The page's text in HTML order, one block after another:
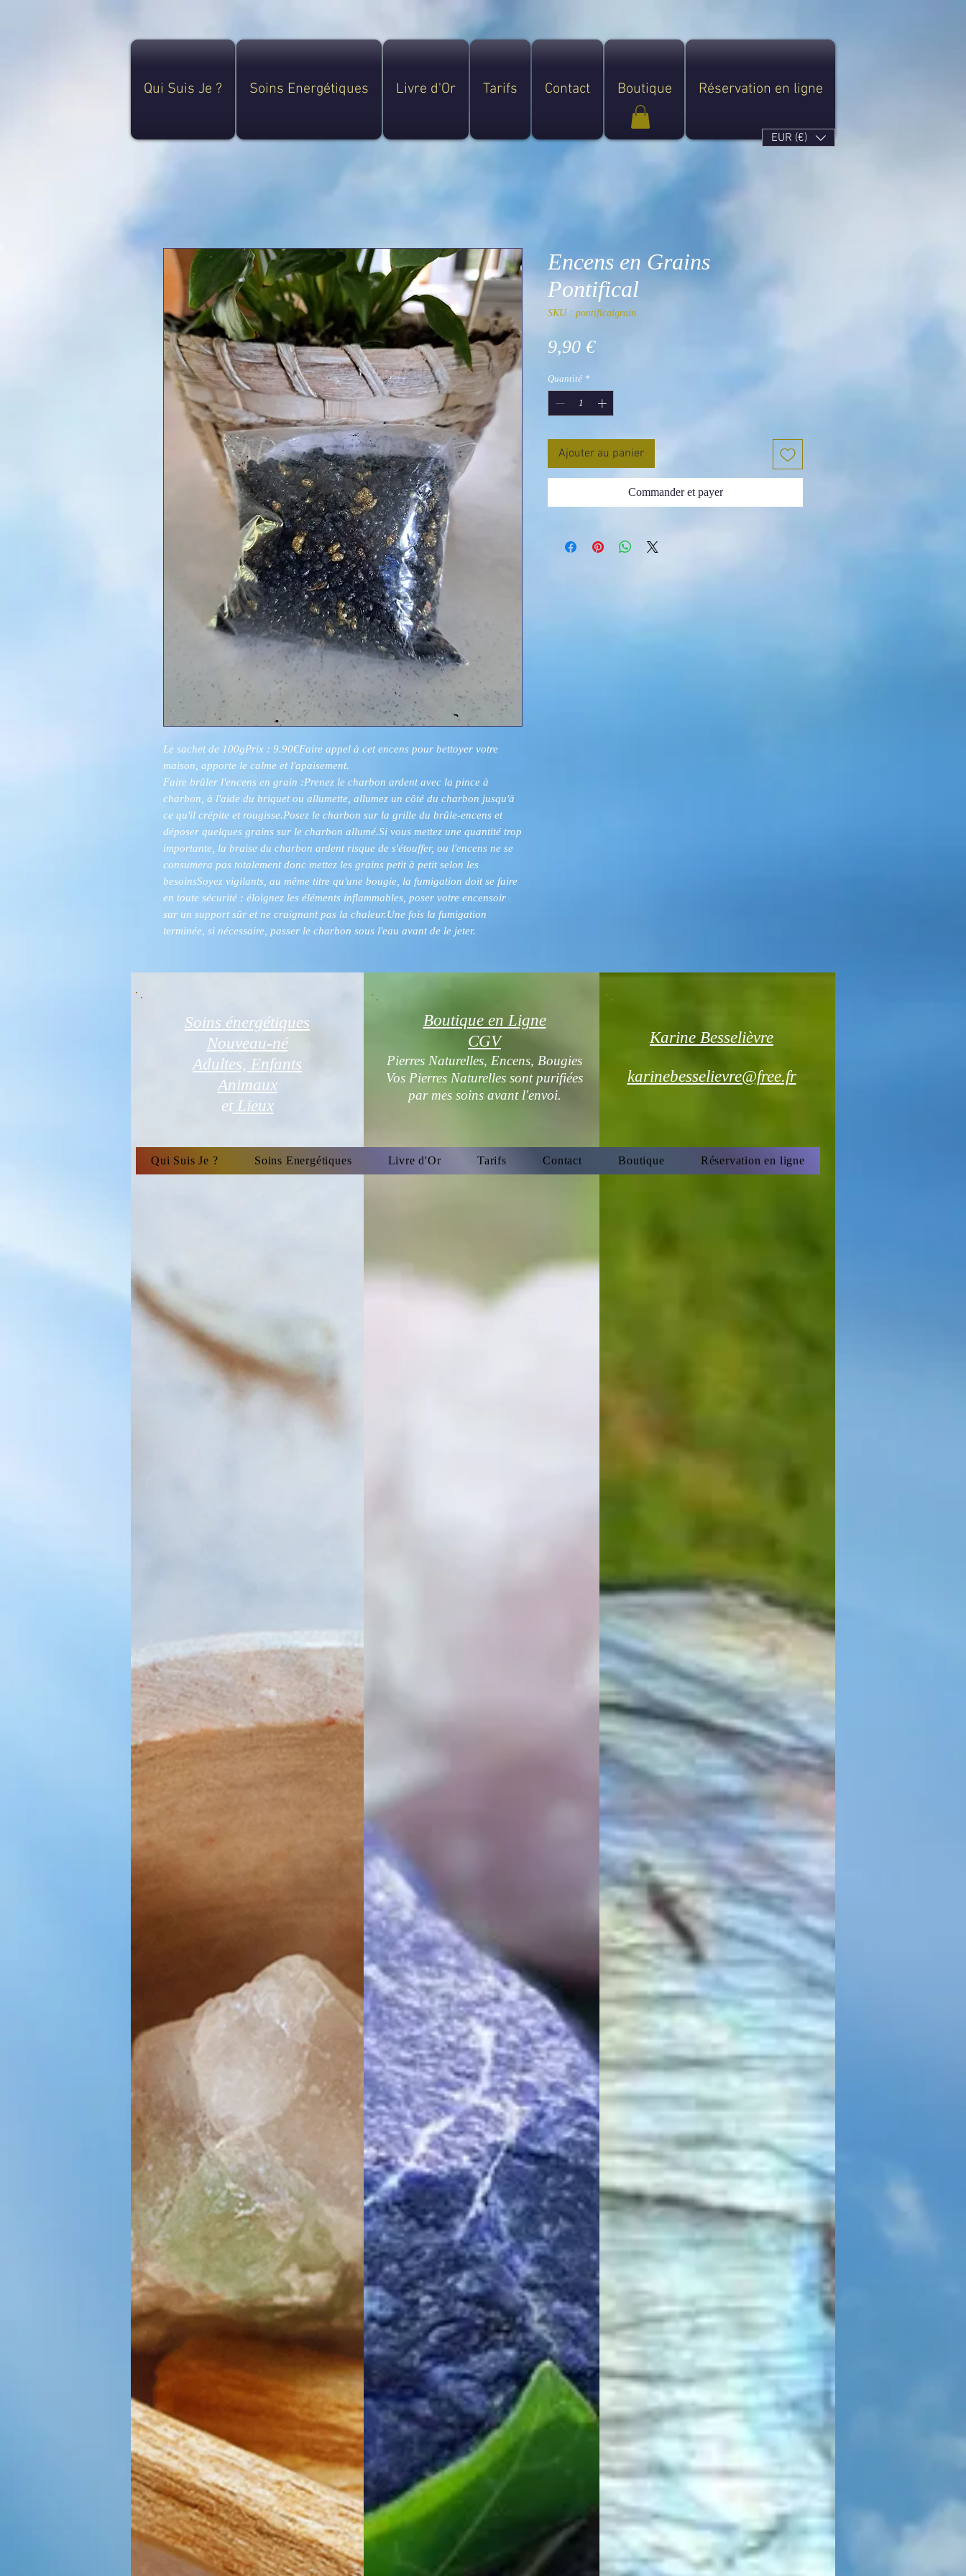
Qui Suis Je ? Soins Energétiques Livre d'Or Tarifs Contact Boutique Réservation en ligne
EUR (€)
Le sachet de 100gPrix : 9.90€Faire appel à cet encens pour bettoyer votre
maison, apporte le calme et l'apaisement.
Faire brûler l'encens en grain :Prenez le charbon ardent avec la pince à
charbon, à l'aide du briquet ou allumette, allumez un côté du charbon jusqu'à
ce qu'il crépite et rougisse.Posez le charbon sur la grille du brûle-encens et
déposer quelques grains sur le charbon allumé.Si vous mettez une quantité trop
importante, la braise du charbon ardent risque de s'étouffer, ou l'encens ne se
consumera pas totalement donc mettez les grains petit à petit selon les
besoinsSoyez vigilants, au même titre qu'une bougie, la fumigation doit se faire
en toute sécurité : éloignez les éléments inflammables, poser votre encensoir
sur un support sûr et ne craignant pas la chaleur.Une fois la fumigation
terminée, si nécessaire, passer le charbon sous l'eau avant de le jeter.
Encens en Grains
Pontifical
SKU : pontificalgrain
9,90 €Prix
Quantité *
Ajouter au panier
Commander et payer
Soins énergétiques
Nouveau-né
Adultes, Enfants
Animaux
etLieux
Boutique en Ligne
CGV
Pierres Naturelles, Encens, Bougies
Vos Pierres Naturelles sont purifiées
par mes soins avant l'envoi.
Karine Besselièvre
karinebesselievre@free.fr
Qui Suis Je ? Soins Energétiques Livre d'Or Tarifs Contact Boutique Réservation en ligne